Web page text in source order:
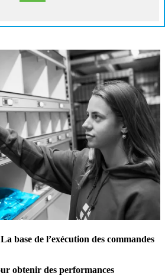
base de l’exécution des commandes
obtenir des performances